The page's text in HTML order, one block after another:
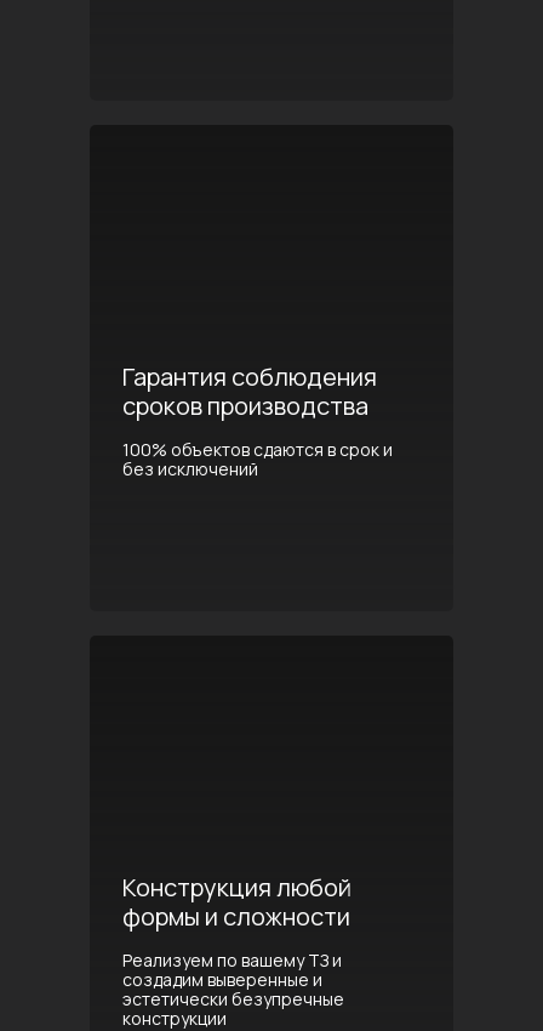
Гарантия соблюдения
сроков производства
100% объектов сдаются в срок и
без исключений
Конструкция любой
формы и сложности
Реализуем по вашему ТЗ и
создадим выверенные и
эстетически безупречные
конструкции